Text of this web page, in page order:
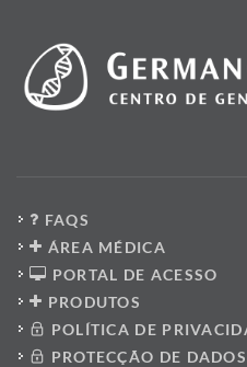
FAQS
ÁREA MÉDICA
PORTAL DE ACESSO
PRODUTOS
POLÍTICA DE
PROTECÇÃO DE DADOS